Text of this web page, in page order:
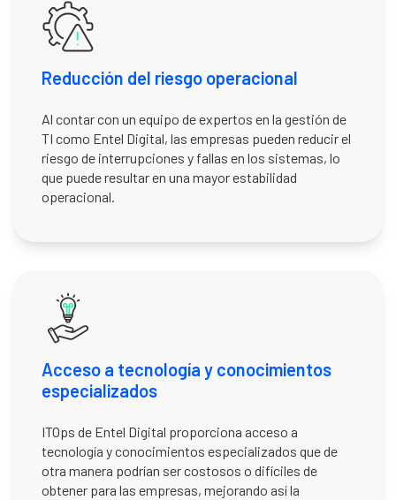
Reducción del riesgo operacional
Al contar con un equipo de expertos en la gestión de
TI como Entel Digital, las empresas pueden reducir el
riesgo de interrupciones y fallas en los sistemas, lo
que puede resultar en una mayor estabilidad
operacional.
Acceso a tecnología y conocimientos
especializados
ITOps de Entel Digital proporciona acceso a
tecnología y conocimientos especializados que de
otra manera podrían ser costosos o difíciles de
obtener para las empresas, mejorando así la